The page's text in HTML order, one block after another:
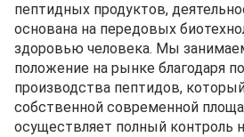
пептидных продуктов,
основана на передовых
здоровью человека. Мы
положение на рынке благодаря
производства пептидов,
собственной современной
осуществляет полный